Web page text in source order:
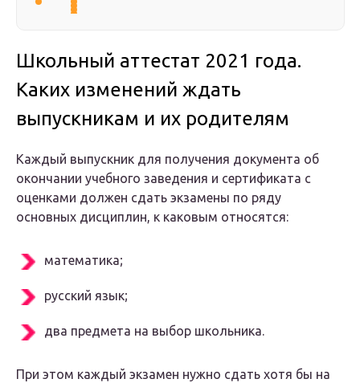
Школьный аттестат 2021 года.
Каких изменений ждать
выпускникам и их родителям
Каждый выпускник для получения документа об
окончании учебного заведения и сертификата с
оценками должен сдать экзамены по ряду
основных дисциплин, к каковым относятся:
математика;
русский язык;
два предмета на выбор школьника.
При этом каждый экзамен нужно сдать хотя бы на